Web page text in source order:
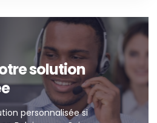
solution
personnalisée si